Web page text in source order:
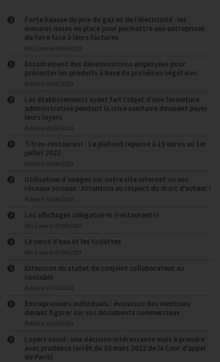
Forte hausse du prix du gaz et de l’électricité : les
mesures mises en place pour permettre aux entreprises
de faire face à leurs factures
Mis à jour le 06/04/2022
Encadrement des dénominations employées pour
présenter les produits à base de protéines végétales
Publié le 05/07/2022
Les établissements ayant fait l’objet d’une fermeture
administrative pendant la crise sanitaire devaient payer
leurs loyers
Publié le 01/07/2022
Titres-restaurant : Le plafond repasse à 19 euros au 1er
juillet 2022
Publié le 30/06/2022
Utilisation d’images sur votre site internet ou vos
réseaux sociaux : Attention au respect du droit d’auteur !
Publié le 16/06/2022
Les affichages obligatoires (restaurants)
Mis à jour le 07/06/2022
Le verre d’eau et les toilettes
Mis à jour le 07/06/2022
Extension du statut de conjoint collaborateur au
concubin
Publié le 17/05/2022
Entrepreneurs individuels : évolution des mentions
devant figurer sur vos documents commerciaux
Publié le 13/05/2022
Loyers covid : une décision intéressante mais à prendre
avec prudence (arrêt du 30 mars 2022 de la Cour d’appel
de Paris)